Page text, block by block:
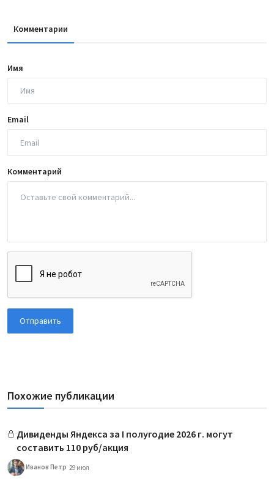
Комментарии
Имя
Email
Комментарий
Отправить
Похожие публикации
Дивиденды Яндекса за I полугодие 2026 г. могут
составить 110 руб/акция
Иванов Петр 29 июл